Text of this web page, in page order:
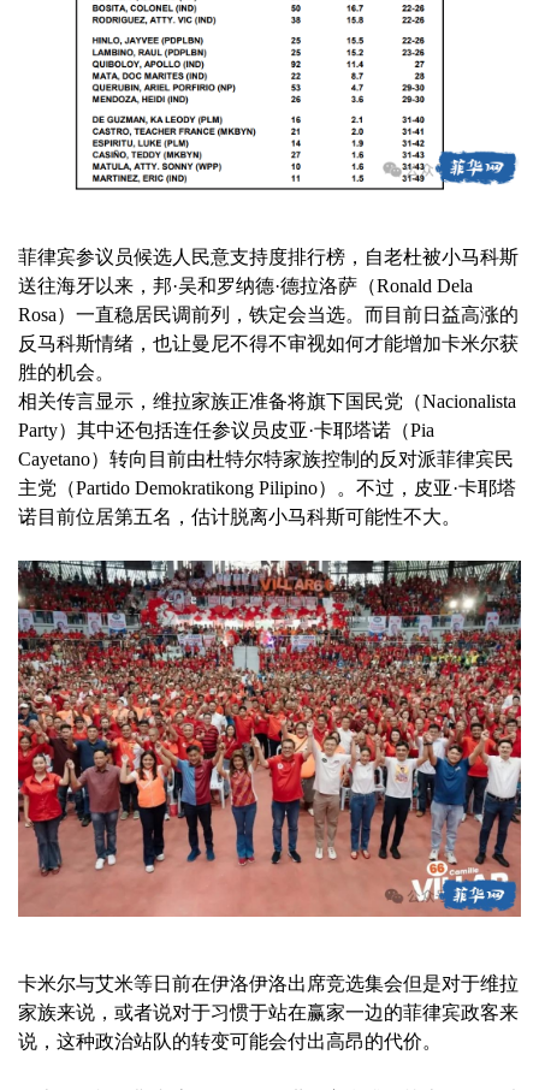
菲律宾参议员候选人民意支持度排行榜，自老杜被小马科斯
送往海牙以来，邦·吴和罗纳德·德拉洛萨（Ronald Dela
Rosa）一直稳居民调前列，铁定会当选。而目前日益高涨的
反马科斯情绪，也让曼尼不得不审视如何才能增加卡米尔获
胜的机会。
相关传言显示，维拉家族正准备将旗下国民党（Nacionalista
Party）其中还包括连任参议员皮亚·卡耶塔诺（Pia
Cayetano）转向目前由杜特尔特家族控制的反对派菲律宾民
主党（Partido Demokratikong Pilipino）。不过，皮亚·卡耶塔
诺目前位居第五名，估计脱离小马科斯可能性不大。
卡米尔与艾米等日前在伊洛伊洛出席竞选集会但是对于维拉
家族来说，或者说对于习惯于站在赢家一边的菲律宾政客来
说，这种政治站队的转变可能会付出高昂的代价。